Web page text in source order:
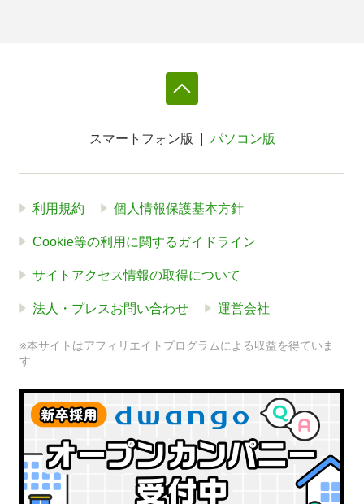
スマートフォン版 パソコン版
利用規約 個人情報保護基本方針
Cookie等の利用に関するガイドライン
サイトアクセス情報の取得について
法人・プレスお問い合わせ 運営会社
※本サイトはアフィリエイトプログラムによる収益を得ていま
す